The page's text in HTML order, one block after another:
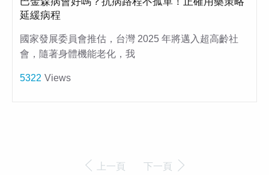
延緩病程
國家發展委員會推估，台灣 2025 年將邁入超高齡社
會，隨著身體機能老化，我
5322 Views
上一頁 下一頁